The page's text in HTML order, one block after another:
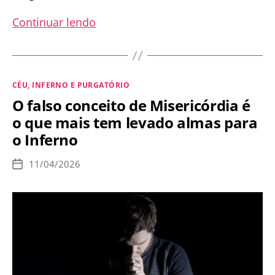
Continuar lendo
“Estive
abismos
do
Inferno
o
Inferno
existe”
Categorias
CÉU, INFERNO E PURGATÓRIO
O falso conceito de Misericórdia é
o que mais tem levado almas para
o Inferno
Data
publicação
11/04/2026